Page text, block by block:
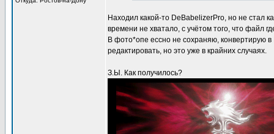
Находил какой-то DeBabelizerPro, но не стал
времени не хватало, с учётом того, что файл
В фото*опе ессно не сохраняю, конвертирую
редактировать, но это уже в крайних случаях.
З.Ы. Как получилось?